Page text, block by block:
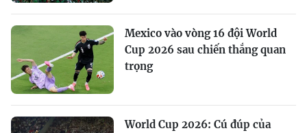
Mexico vào vòng 16 đội World
Cup 2026 sau chiến thắng quan
trọng
World Cup 2026: Cú đúp của